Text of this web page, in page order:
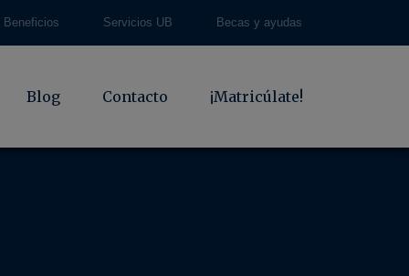
Beneficios Servicios UB Becas y ayudas
Blog Contacto ¡Matricúlate!